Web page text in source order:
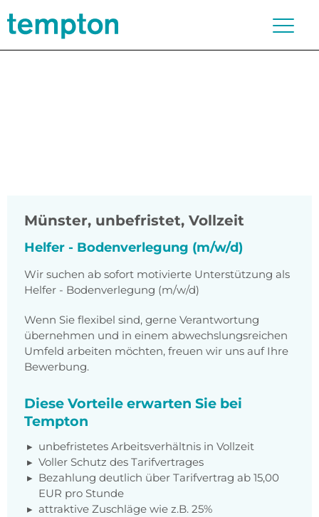
Münster, unbefristet, Vollzeit
Helfer - Bodenverlegung (m/w/d)
Wir suchen ab sofort motivierte Unterstützung als
Helfer - Bodenverlegung (m/w/d)
Wenn Sie flexibel sind, gerne Verantwortung
übernehmen und in einem abwechslungsreichen
Umfeld arbeiten möchten, freuen wir uns auf Ihre
Bewerbung.
Diese Vorteile erwarten Sie bei
Tempton
unbefristetes Arbeitsverhältnis in Vollzeit
Voller Schutz des Tarifvertrages
Bezahlung deutlich über Tarifvertrag ab 15,00
EUR pro Stunde
attraktive Zuschläge wie z.B. 25%